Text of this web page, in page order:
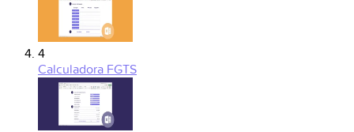
4
Calculadora FGTS